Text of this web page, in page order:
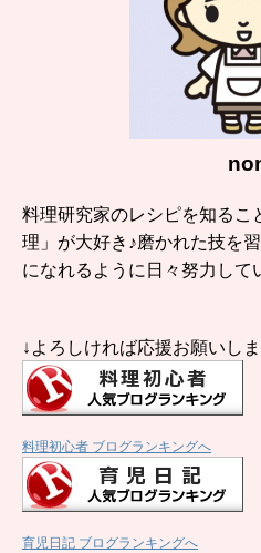
料理研究家のレシピを知るこ
理」が大好き♪磨かれた技を
になれるように日々努力して
↓よろしければ応援お願いし
料理初心者 ブログランキングへ
育児日記 ブログランキングへ